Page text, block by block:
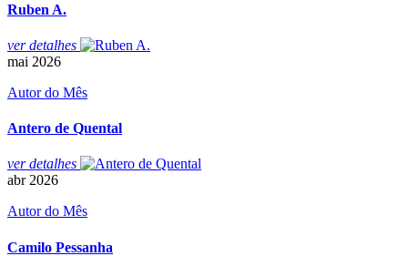
Ruben A.
ver detalhes
mai 2026
Autor do Mês
Antero de Quental
ver detalhes
abr 2026
Autor do Mês
Camilo Pessanha